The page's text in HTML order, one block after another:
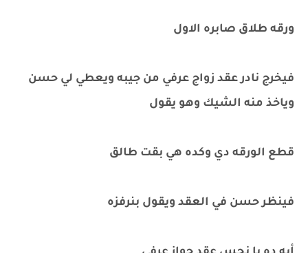
ورقه طلاق صابره الاول
فيخرج نادر عقد زواج عرفي من جيبه ويعطي لي حسن
وياخذ منه الشيك وهو يقول
قطع الورقه دي وكده هي بقت طالق
فينظر حسن في العقد ويقول بنرفزه